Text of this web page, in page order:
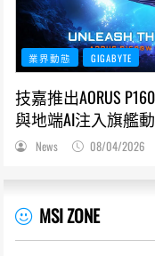
業界動態 GIGABYTE
技嘉推出AORUS
與地端AI注入旗艦
News 08/04/2026
MSI ZONE